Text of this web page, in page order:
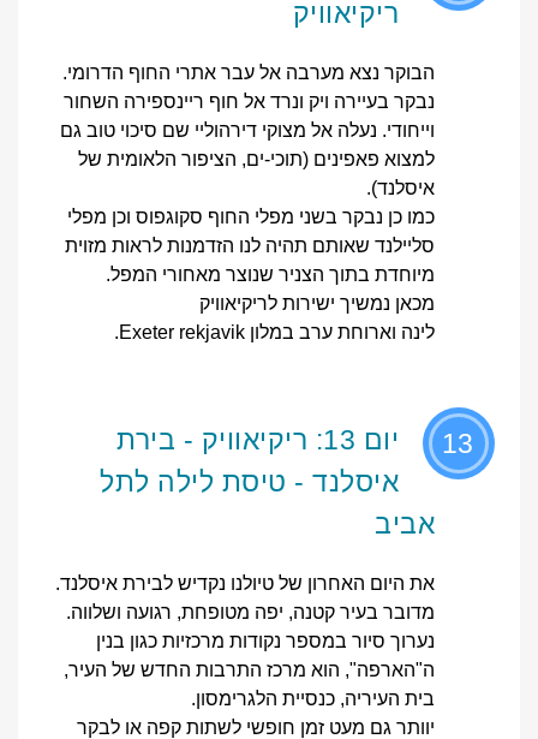
ריקיאוויק
הבוקר נצא מערבה אל עבר אתרי החוף הדרומי.
נבקר בעיירה ויק ונרד אל חוף ריינספירה השחור
וייחודי. נעלה אל מצוקי דירהוליי שם סיכוי טוב גם
למצוא פאפינים (תוכי-ים, הציפור הלאומית של
איסלנד).
כמו כן נבקר בשני מפלי החוף סקוגפוס וכן מפלי
סליילנד שאותם תהיה לנו הזדמנות לראות מזוית
מיוחדת בתוך הצניר שנוצר מאחורי המפל.
מכאן נמשיך ישירות לריקיאוויק
לינה וארוחת ערב במלון Exeter rekjavik.
13
יום 13: ריקיאוויק - בירת
איסלנד - טיסת לילה לתל
אביב
את היום האחרון של טיולנו נקדיש לבירת איסלנד.
מדובר בעיר קטנה, יפה מטופחת, רגועה ושלווה.
נערוך סיור במספר נקודות מרכזיות כגון בנין
ה"הארפה", הוא מרכז התרבות החדש של העיר,
בית העיריה, כנסיית הלגרימסון.
יוותר גם מעט זמן חופשי לשתות קפה או לבקר